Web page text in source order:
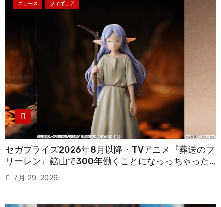
ニュース フィギュア
セガプライズ2026年8月以降・TVアニメ『葬送のフ
リーレン』鉱山で300年働くことになっっちゃった
「フリーレン」を立体化！
7月 29, 2026